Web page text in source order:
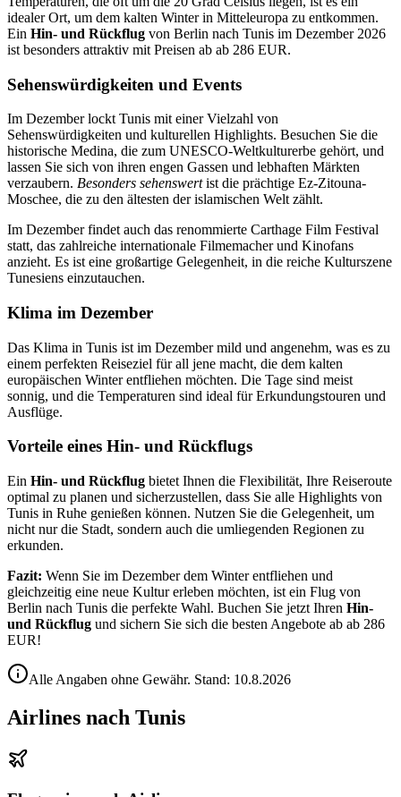
idealer Ort, um dem kalten Winter in Mitteleuropa zu entkommen.
Ein Hin- und Rückflug von Berlin nach Tunis im Dezember 2026
ist besonders attraktiv mit Preisen ab ab 286 EUR.
Sehenswürdigkeiten und Events
Im Dezember lockt Tunis mit einer Vielzahl von
Sehenswürdigkeiten und kulturellen Highlights. Besuchen Sie die
historische Medina, die zum UNESCO-Weltkulturerbe gehört, und
lassen Sie sich von ihren engen Gassen und lebhaften Märkten
verzaubern. Besonders sehenswertist die prächtige Ez-Zitouna-
Moschee, die zu den ältesten der islamischen Welt zählt.
Im Dezember findet auch das renommierte Carthage Film Festival
statt, das zahlreiche internationale Filmemacher und Kinofans
anzieht. Es ist eine großartige Gelegenheit, in die reiche Kulturszene
Tunesiens einzutauchen.
Klima im Dezember
Das Klima in Tunis ist im Dezember mild und angenehm, was es zu
einem perfekten Reiseziel für all jene macht, die dem kalten
europäischen Winter entfliehen möchten. Die Tage sind meist
sonnig, und die Temperaturen sind ideal für Erkundungstouren und
Ausflüge.
Vorteile eines Hin- und Rückflugs
Ein Hin- und Rückflug bietet Ihnen die Flexibilität, Ihre Reiseroute
optimal zu planen und sicherzustellen, dass Sie alle Highlights von
Tunis in Ruhe genießen können. Nutzen Sie die Gelegenheit, um
nicht nur die Stadt, sondern auch die umliegenden Regionen zu
erkunden.
Fazit: Wenn Sie im Dezember dem Winter entfliehen und
gleichzeitig eine neue Kultur erleben möchten, ist ein Flug von
Berlin nach Tunis die perfekte Wahl. Buchen Sie jetzt Ihren Hin-
und Rückflug und sichern Sie sich die besten Angebote ab ab 286
EUR!
Alle Angaben ohne Gewähr. Stand: 10.8.2026
Airlines nach Tunis